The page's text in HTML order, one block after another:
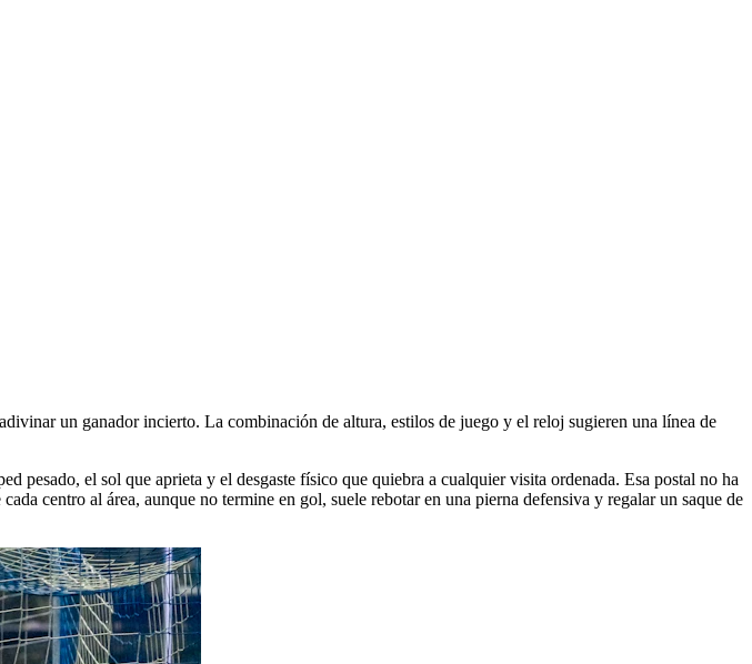
un ganador incierto. La combinación de altura, estilos de juego y el reloj sugieren una línea de
pesado, el sol que aprieta y el desgaste físico que quiebra a cualquier visita ordenada. Esa postal no ha
centro al área, aunque no termine en gol, suele rebotar en una pierna defensiva y regalar un saque de